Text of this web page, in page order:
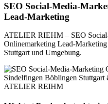
SEO Social-Media-
Lead-Marketing
ATELIER RIEHM – SEO
Onlinemarketing Lead-
Stuttgart und Umgebung.